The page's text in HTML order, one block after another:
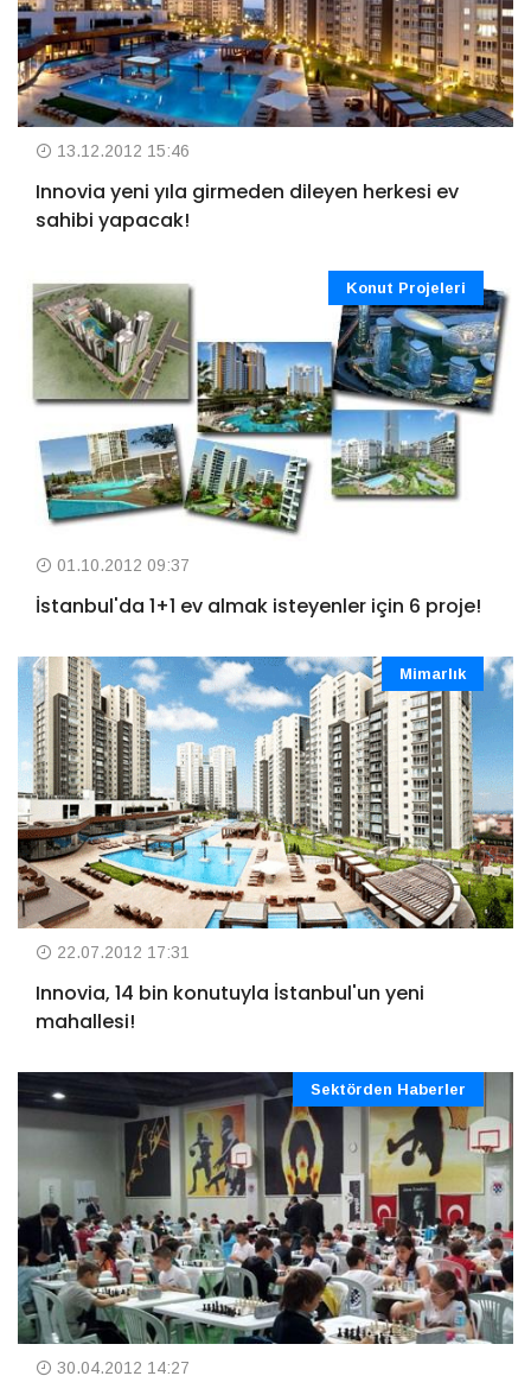
13.12.2012 15:46
Innovia yeni yıla girmeden dileyen herkesi ev
sahibi yapacak!
Konut Projeleri
01.10.2012 09:37
İstanbul'da 1+1 ev almak isteyenler için 6 proje!
Mimarlık
22.07.2012 17:31
Innovia, 14 bin konutuyla İstanbul'un yeni
mahallesi!
Sektörden Haberler
30.04.2012 14:27